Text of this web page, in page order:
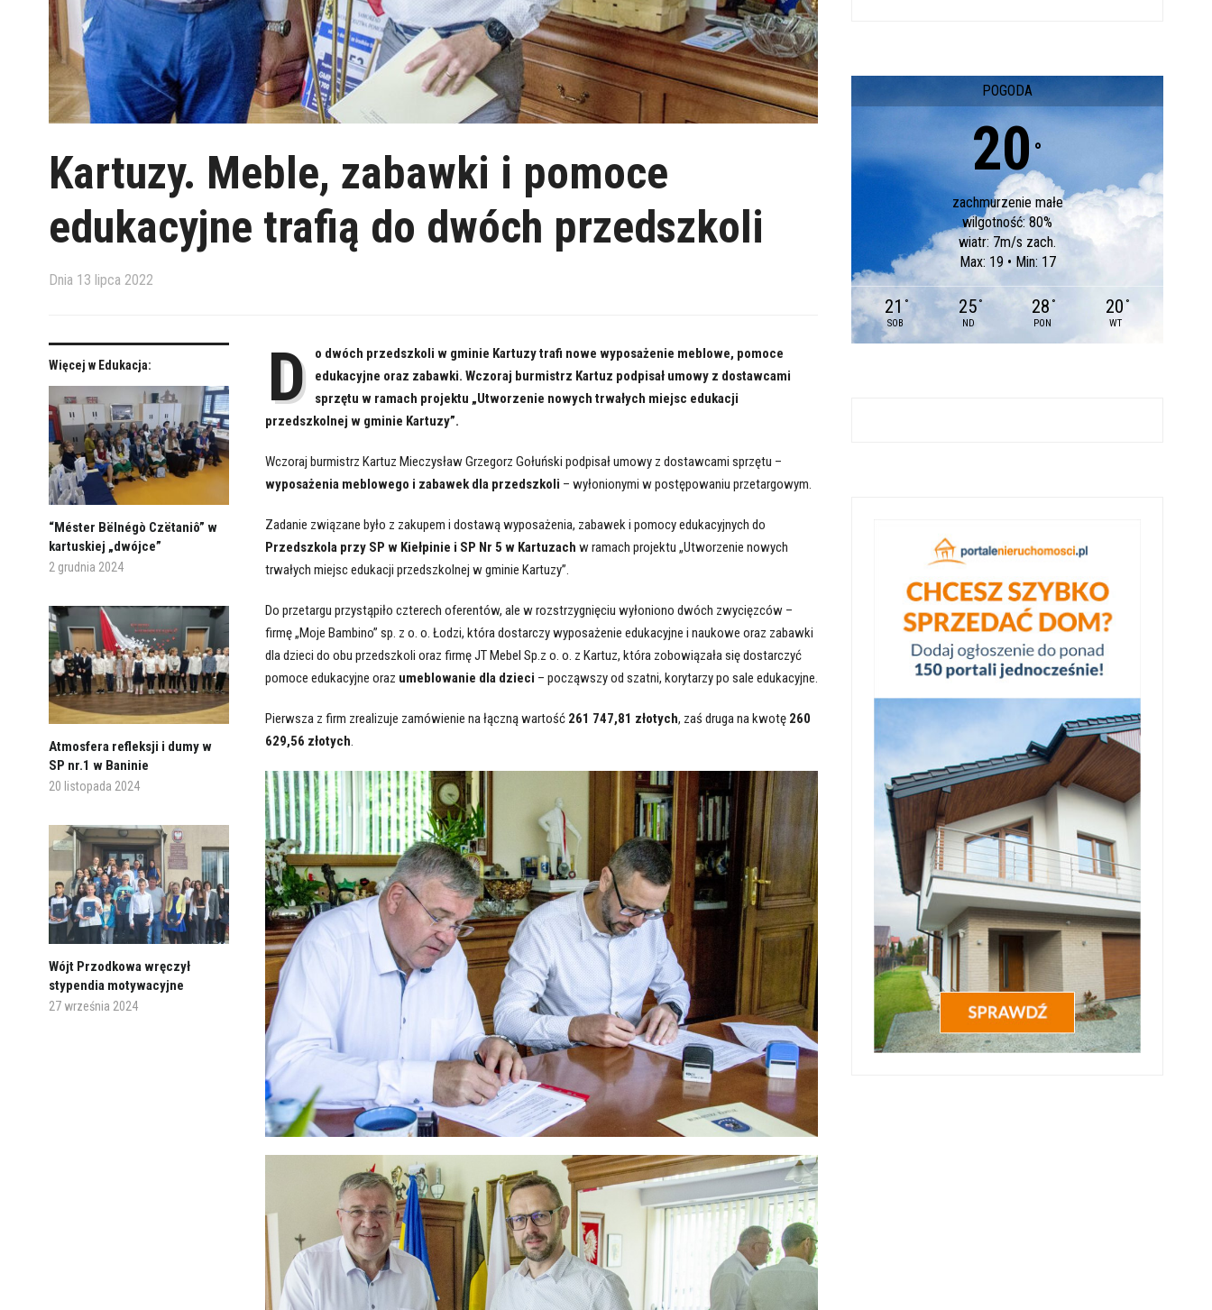
Kartuzy. Meble, zabawki i pomoce
edukacyjne trafią do dwóch przedszkoli
Dnia 13 lipca 2022
Więcej w Edukacja:
“Méster Bëlnégò Czëtaniô” w
kartuskiej „dwójce”
2 grudnia 2024
Atmosfera refleksji i dumy w
SP nr.1 w Baninie
20 listopada 2024
Wójt Przodkowa wręczył
stypendia motywacyjne
27 września 2024
D
o dwóch przedszkoli w gminie Kartuzy trafi nowe wyposażenie meblowe, pomoce
edukacyjne oraz zabawki. Wczoraj burmistrz Kartuz podpisał umowy z dostawcami
sprzętu w ramach projektu „Utworzenie nowych trwałych miejsc edukacji
przedszkolnej w gminie Kartuzy”.
Wczoraj burmistrz Kartuz Mieczysław Grzegorz Gołuński podpisał umowy z dostawcami sprzętu –
wyposażenia meblowego i zabawek dla przedszkoli – wyłonionymi w postępowaniu przetargowym.
Zadanie związane było z zakupem i dostawą wyposażenia, zabawek i pomocy edukacyjnych do
Przedszkola przy SP w Kiełpinie i SP Nr 5 w Kartuzach w ramach projektu „Utworzenie nowych
trwałych miejsc edukacji przedszkolnej w gminie Kartuzy”.
Do przetargu przystąpiło czterech oferentów, ale w rozstrzygnięciu wyłoniono dwóch zwycięzców –
firmę „Moje Bambino” sp. z o. o. Łodzi, która dostarczy wyposażenie edukacyjne i naukowe oraz zabawki
dla dzieci do obu przedszkoli oraz firmę JT Mebel Sp.z o. o. z Kartuz, która zobowiązała się dostarczyć
pomoce edukacyjne oraz umeblowanie dla dzieci – począwszy od szatni, korytarzy po sale edukacyjne.
Pierwsza z firm zrealizuje zamówienie na łączną wartość 261 747,81 złotych, zaś druga na kwotę 260
629,56 złotych.
POGODA
20 °
zachmurzenie małe
wilgotność: 80%
wiatr: 7m/s zach.
Max: 19 • Min: 17
21 °
SOB
25 °
ND
28 °
PON
20 °
WT